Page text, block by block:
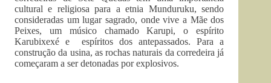
cultural e religiosa para a etnia Munduruku, sendo
consideradas um lugar sagrado, onde vive a Mãe dos
Peixes, um músico chamado Karupi, o espírito
Karubixexé e espíritos dos antepassados. Para a
construção da usina, as rochas naturais da corredeira já
começaram a ser detonadas por explosivos.